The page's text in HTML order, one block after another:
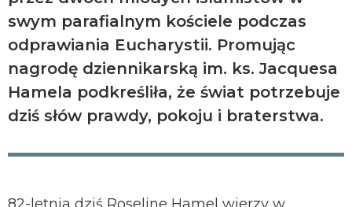
swym parafialnym kościele podczas
odprawiania Eucharystii. Promując
nagrodę dziennikarską im. ks. Jacquesa
Hamela podkreśliła, że świat potrzebuje
dziś słów prawdy, pokoju i braterstwa.